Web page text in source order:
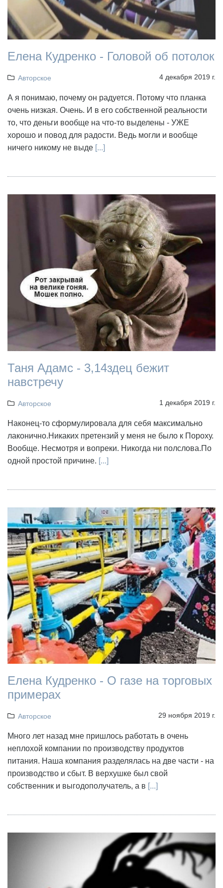
Елена Кудренко - Головой об потолок
Авторское 4 декабря 2019 г.
А я понимаю, почему он радуется. Потому что планка
очень низкая. Очень. И в его собственной реальности
то, что деньги вообще на что-то выделены - УЖЕ
хорошо и повод для радости. Ведь могли и вообще
ничего никому не выде [...]
Таня Адамс - 3,14здец бежит
навстречу
Авторское 1 декабря 2019 г.
Наконец-то сформулировала для себя максимально
лаконично.Никаких претензий у меня не было к Пороху.
Вообще. Несмотря и вопреки. Никогда ни полслова.По
одной простой причине. [...]
Елена Кудренко - О газе на торговых
примерах
Авторское 29 ноября 2019 г.
Много лет назад мне пришлось работать в очень
неплохой компании по производству продуктов
питания. Наша компания разделялась на две части - на
производство и сбыт. В верхушке был свой
собственник и выгодополучатель, а в [...]